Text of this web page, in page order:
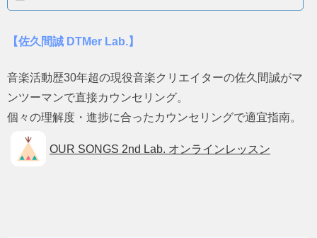
【佐久間誠 DTMer Lab.】
音楽活動歴30年超の現役音楽クリエイターの佐久間誠がマ
ンツーマンで直接カウンセリング。
個々の理解度・進捗に合ったカウンセリングで適宜指南。
OUR SONGS 2nd Lab. オンラインレッスン